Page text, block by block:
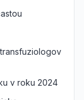
v roku 2024